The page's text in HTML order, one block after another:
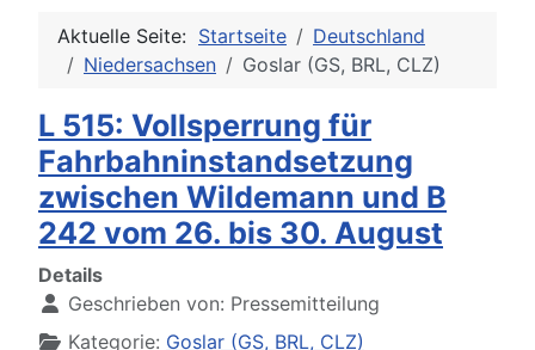
Aktuelle Seite: Startseite
Deutschland
Niedersachsen
Goslar (GS, BRL, CLZ)
L 515: Vollsperrung für
Fahrbahninstandsetzung
zwischen Wildemann und B
242 vom 26. bis 30. August
Details
Geschrieben von: Pressemitteilung
Kategorie: Goslar (GS, BRL, CLZ)